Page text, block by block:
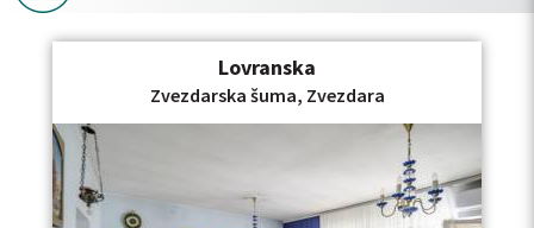
Lovranska
Zvezdarska šuma, Zvezdara